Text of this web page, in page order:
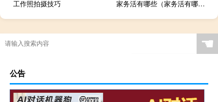
工作照拍摄技巧
家务活有哪些（家务活有哪些30个）
☚
公告